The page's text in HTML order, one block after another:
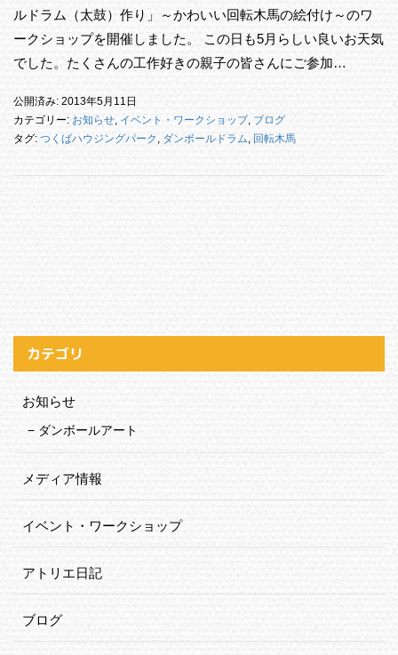
ルドラム（太鼓）作り」～かわいい回転木馬の絵付け～のワ
ークショップを開催しました。 この日も5月らしい良いお天気
でした。たくさんの工作好きの親子の皆さんにご参加…
公開済み: 2013年5月11日
カテゴリー: お知らせ, イベント・ワークショップ, ブログ
タグ: つくばハウジングパーク , ダンボールドラム, 回転木馬
カテゴリ
お知らせ
ダンボールアート
メディア情報
イベント・ワークショップ
アトリエ日記
ブログ